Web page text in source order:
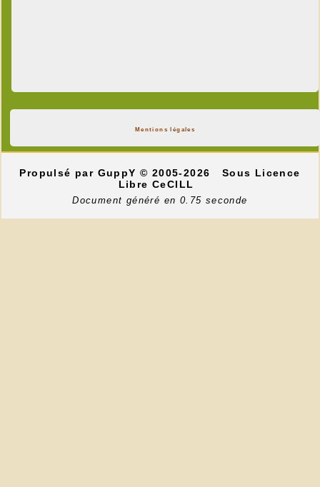
Mentions légales
Propulsé par GuppY© 2005-2026
Sous Licence
Libre CeCILL
Document généré en 0.75 seconde